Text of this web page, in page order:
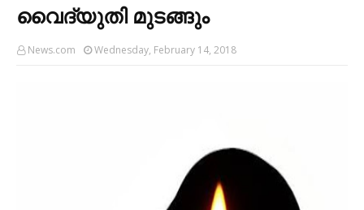
വൈദ്യുതി മുടങ്ങും
News.com Wednesday, February 14, 2018